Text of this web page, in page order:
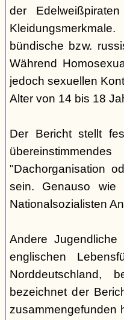
der
bündische bzw.
Während
jedoch sexuellen
Alter von 14 bis 18
Der Bericht stellt
"Dachorganisation
sein. Genauso
Nationalsozialisten
Andere
englischen
Norddeutschland,
bezeichnet der
zusammengefunden